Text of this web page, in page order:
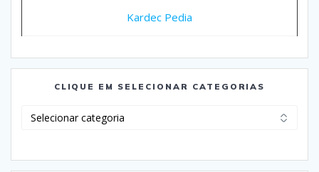
Kardec Pedia
CLIQUE EM SELECIONAR CATEGORIAS
Categorias